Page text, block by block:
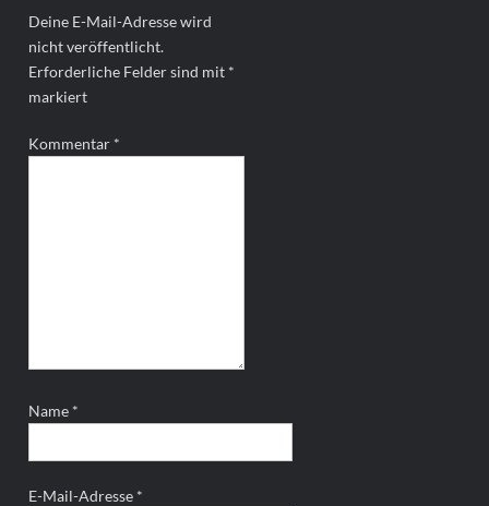
Deine E-Mail-Adresse wird
nicht veröffentlicht.
Erforderliche Felder sind mit *
markiert
Kommentar *
Name *
E-Mail-Adresse *